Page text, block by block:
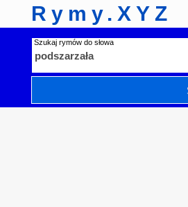
Rymy.XYZ
Szukaj rymów do słowa